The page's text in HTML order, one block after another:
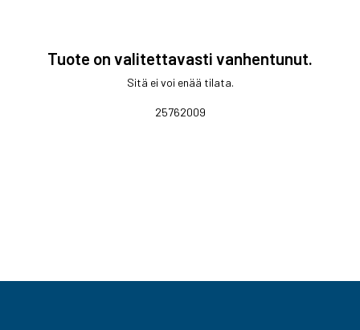
Tuote on valitettavasti vanhentunut.
Sitä ei voi enää tilata.
25762009